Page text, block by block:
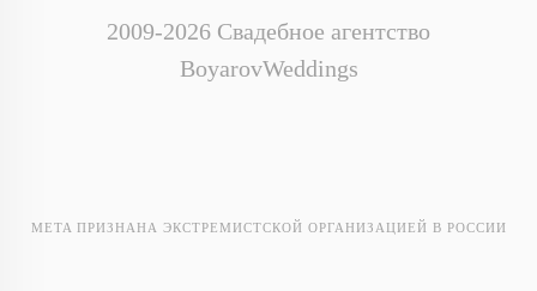
2009-2026 Свадебное агентство
BoyarovWeddings
META ПРИЗНАНА ЭКСТРЕМИСТСКОЙ ОРГАНИЗАЦИЕЙ В РОССИИ